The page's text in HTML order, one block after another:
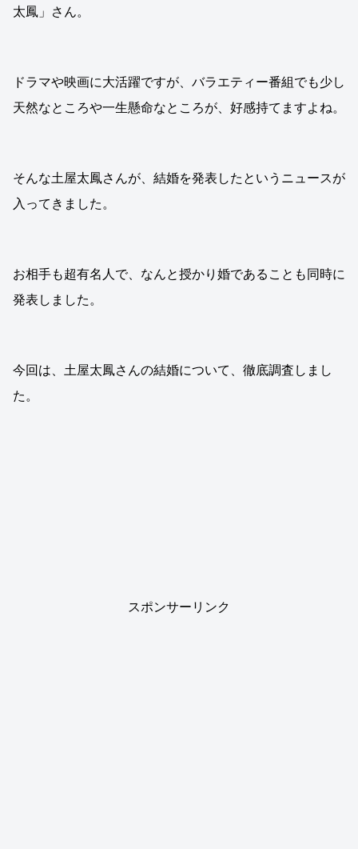
太鳳」さん。
ドラマや映画に大活躍ですが、バラエティー番組でも少し
天然なところや一生懸命なところが、好感持てますよね。
そんな土屋太鳳さんが、結婚を発表したというニュースが
入ってきました。
お相手も超有名人で、なんと授かり婚であることも同時に
発表しました。
今回は、土屋太鳳さんの結婚について、徹底調査しまし
た。
スポンサーリンク